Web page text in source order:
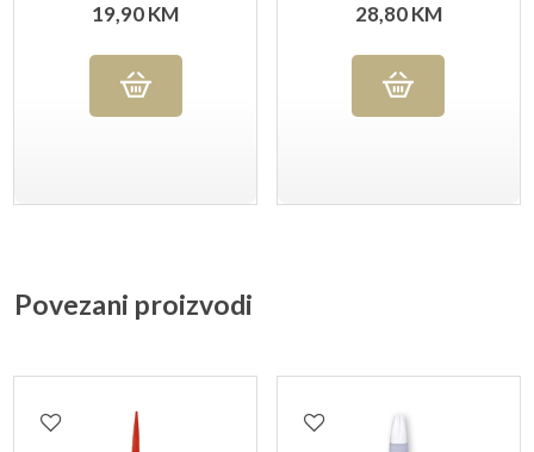
19,90KM 28,80KM
Povezani proizvodi